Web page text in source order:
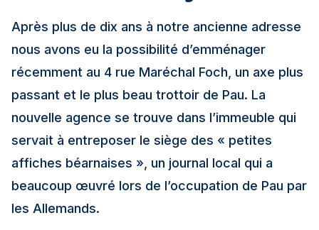
Après plus de dix ans à notre ancienne adresse
nous avons eu la possibilité d’emménager
récemment au 4 rue Maréchal Foch, un axe plus
passant et le plus beau trottoir de Pau. La
nouvelle agence se trouve dans l’immeuble qui
servait à entreposer le siège des « petites
affiches béarnaises », un journal local qui a
beaucoup œuvré lors de l’occupation de Pau par
les Allemands.